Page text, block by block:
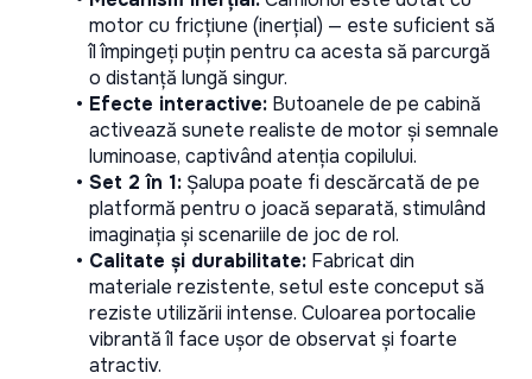
motor cu fricțiune (inerțial) — este suficient să
îl împingeți puțin pentru ca acesta să parcurgă
o distanță lungă singur.
Efecte interactive: Butoanele de pe cabină
activează sunete realiste de motor și semnale
luminoase, captivând atenția copilului.
Set 2 în 1: Șalupa poate fi descărcată de pe
platformă pentru o joacă separată, stimulând
imaginația și scenariile de joc de rol.
Calitate și durabilitate: Fabricat din
materiale rezistente, setul este conceput să
reziste utilizării intense. Culoarea portocalie
vibrantă îl face ușor de observat și foarte
atractiv.